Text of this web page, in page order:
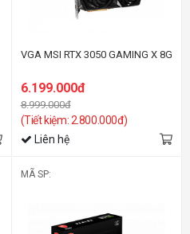
VGA MSI RTX 3050 GAMING X 8G
6.199.000đ
8.999.000đ
(Tiết kiệm: 2.800.000đ)
Liên hệ
MÃ SP: